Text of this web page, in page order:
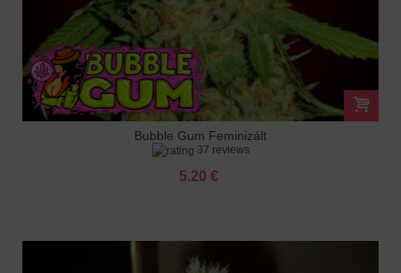
Bubble Gum Feminizált
37 reviews
5.20 €